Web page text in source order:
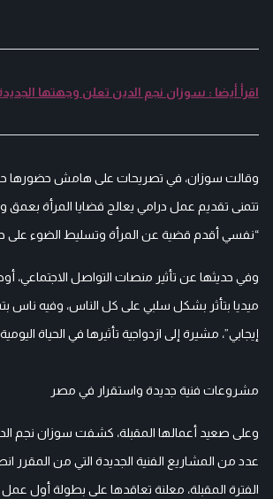
اقرأ أيضا : سوزان نجم الدين تعلن وجهتها
وقالت سوزان، في تصريحات على هامش حضورها حفل
تتمنى تقديم عمل درامي يعالج قضايا المرأة بعمق
“نفسي أقدم قضية عن المرأة وتسليط الضوء على
وفي حديثها عن تأثير منصات التواصل
ميديا بتأثر بشكل سلبي على كل الناس، وفيه
إيجابي”، مشيرة إلى ازدواجية تأثيرها في الحياة اليومية.
مشروعات فنية جديدة واستقرار في مصر
وعلى صعيد أعمالها المقبلة، كشفت سوزان نجم
عدد من المشاريع الفنية الجديدة التي من المقرر
الفترة المقبلة، معلنة تعاقدها على بطولة أول